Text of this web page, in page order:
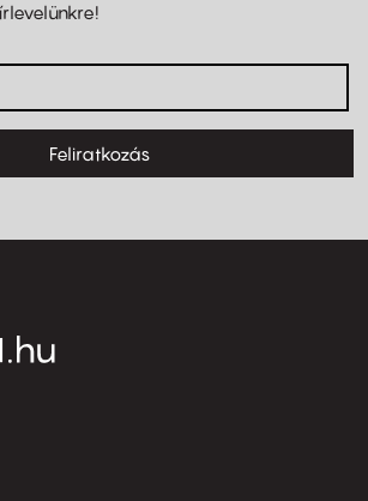
Feliratkozás